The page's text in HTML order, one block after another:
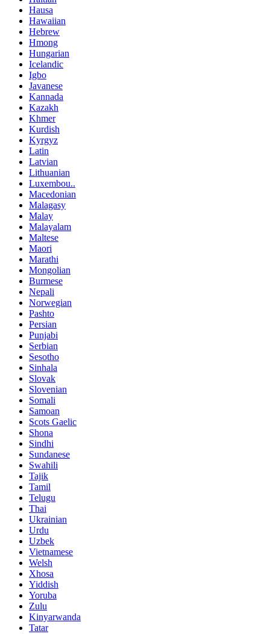
Hausa
Hawaiian
Hebrew
Hmong
Hungarian
Icelandic
Igbo
Javanese
Kannada
Kazakh
Khmer
Kurdish
Kyrgyz
Latin
Latvian
Lithuanian
Luxembou..
Macedonian
Malagasy
Malay
Malayalam
Maltese
Maori
Marathi
Mongolian
Burmese
Nepali
Norwegian
Pashto
Persian
Punjabi
Serbian
Sesotho
Sinhala
Slovak
Slovenian
Somali
Samoan
Scots Gaelic
Shona
Sindhi
Sundanese
Swahili
Tajik
Tamil
Telugu
Thai
Ukrainian
Urdu
Uzbek
Vietnamese
Welsh
Xhosa
Yiddish
Yoruba
Zulu
Kinyarwanda
Tatar